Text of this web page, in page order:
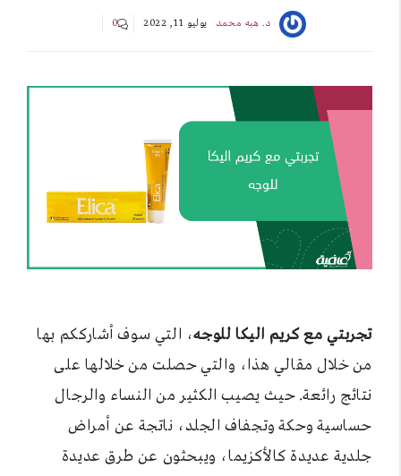
د. هبه محمد يوليو 11, 2022 0
تجربتي مع كريم اليكا للوجه، التي سوف أشارككم بها
من خلال مقالي هذا، والتي حصلت من خلالها على
نتائج رائعة. حيث يصيب الكثير من النساء والرجال
حساسية وحكة وتجفاف الجلد، ناتجة عن أمراض
جلدية عديدة كالأكزيما، ويبحثون عن طرق عديدة